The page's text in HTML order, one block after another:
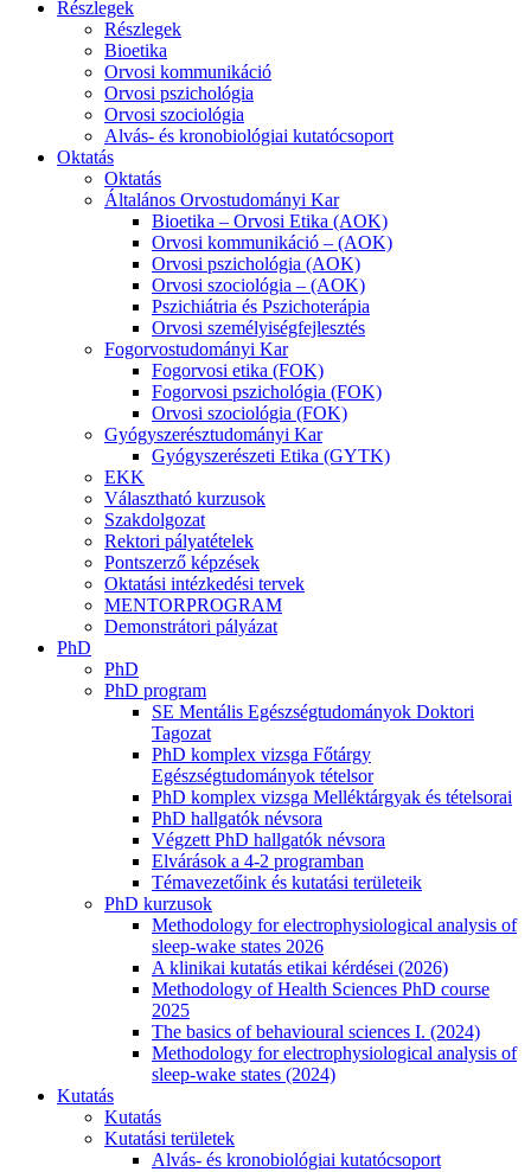
Részlegek
Részlegek
Bioetika
Orvosi kommunikáció
Orvosi pszichológia
Orvosi szociológia
Alvás- és kronobiológiai kutatócsoport
Oktatás
Oktatás
Általános Orvostudományi Kar
Bioetika – Orvosi Etika (AOK)
Orvosi kommunikáció – (AOK)
Orvosi pszichológia (AOK)
Orvosi szociológia – (AOK)
Pszichiátria és Pszichoterápia
Orvosi személyiségfejlesztés
Fogorvostudományi Kar
Fogorvosi etika (FOK)
Fogorvosi pszichológia (FOK)
Orvosi szociológia (FOK)
Gyógyszerésztudományi Kar
Gyógyszerészeti Etika (GYTK)
EKK
Választható kurzusok
Szakdolgozat
Rektori pályatételek
Pontszerző képzések
Oktatási intézkedési tervek
MENTORPROGRAM
Demonstrátori pályázat
PhD
PhD
PhD program
SE Mentális Egészségtudományok Doktori
Tagozat
PhD komplex vizsga Főtárgy
Egészségtudományok tételsor
PhD komplex vizsga Melléktárgyak és tételsorai
PhD hallgatók névsora
Végzett PhD hallgatók névsora
Elvárások a 4-2 programban
Témavezetőink és kutatási területeik
PhD kurzusok
Methodology for electrophysiological analysis of
sleep-wake states 2026
A klinikai kutatás etikai kérdései (2026)
Methodology of Health Sciences PhD course
2025
The basics of behavioural sciences I. (2024)
Methodology for electrophysiological analysis of
sleep-wake states (2024)
Kutatás
Kutatás
Kutatási területek
Alvás- és kronobiológiai kutatócsoport